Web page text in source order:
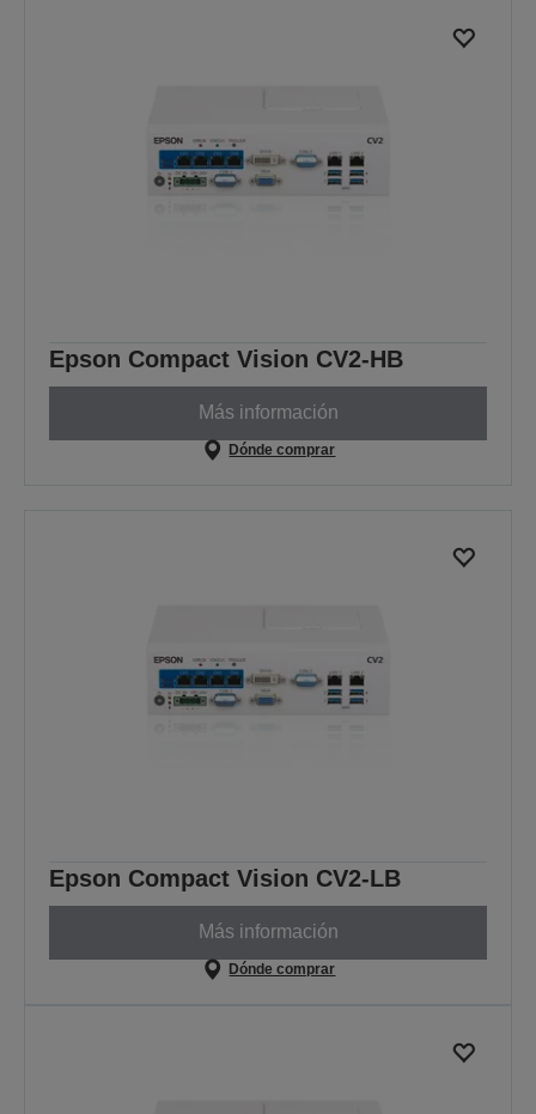
Epson Compact Vision CV2-HB
Más información
Dónde comprar
Epson Compact Vision CV2-LB
Más información
Dónde comprar